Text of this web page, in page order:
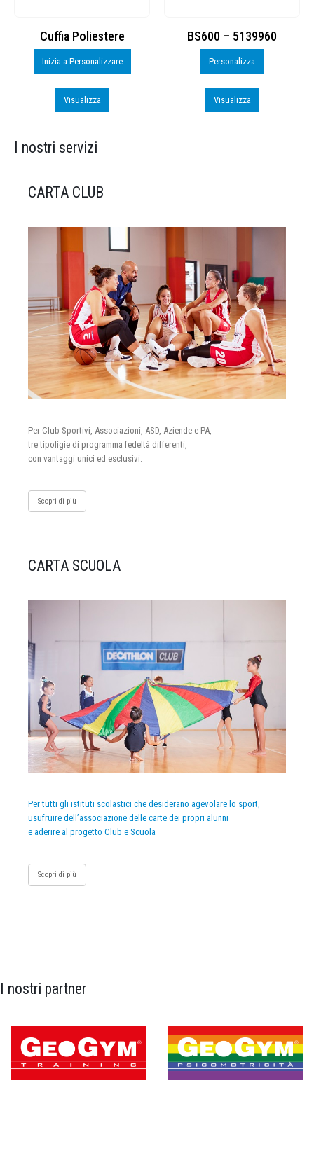
Cuffia Poliestere
Inizia a Personalizzare
Visualizza
BS600 – 5139960
Personalizza
Visualizza
I nostri servizi
CARTA CLUB
Per Club Sportivi, Associazioni, ASD, Aziende e PA,
tre tipoligie di programma fedeltà differenti,
con vantaggi unici ed esclusivi.
Scopri di più
CARTA SCUOLA
Per tutti gli istituti scolastici che desiderano agevolare lo sport,
usufruire dell’associazione delle carte dei propri alunni
e aderire al progetto Club e Scuola
Scopri di più
I nostri partner